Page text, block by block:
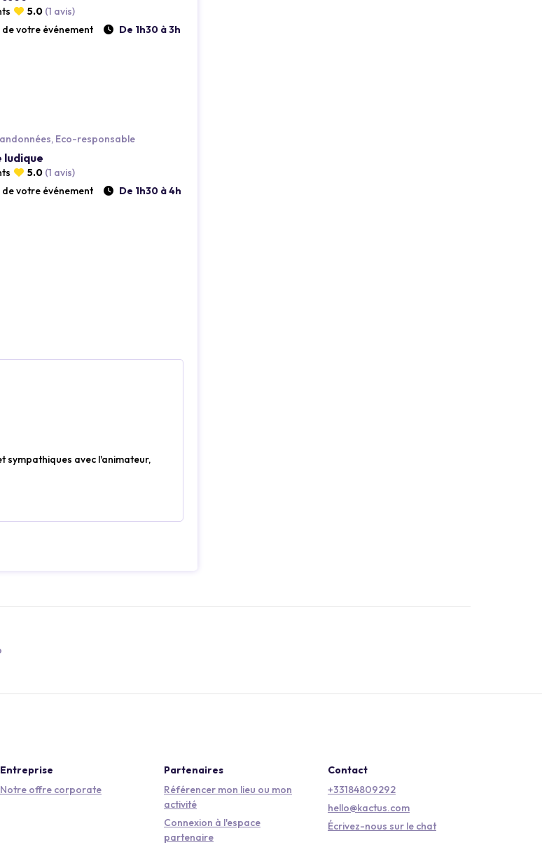
Loading...
5.0 (1 avis)
de votre événement
De 1h30 à 3h
Eco-responsable
ludique
5.0 (1 avis)
de votre événement
De 1h30 à 4h
sympathiques avec l'animateur,
Entreprise
Notre offre corporate
Partenaires
Référencer mon lieu ou mon
activité
Connexion à l'espace
partenaire
Contact
+33184809292
hello@kactus.com
Écrivez-nous sur le chat